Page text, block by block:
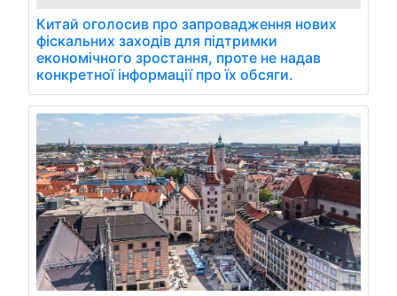
Китай оголосив про запровадження нових
фіскальних заходів для підтримки
економічного зростання, проте не надав
конкретної інформації про їх обсяги.